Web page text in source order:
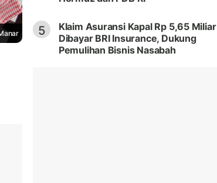
5
Klaim Asuransi Kapal Rp 5,65 Miliar
Dibayar BRI Insurance, Dukung
Pemulihan Bisnis Nasabah